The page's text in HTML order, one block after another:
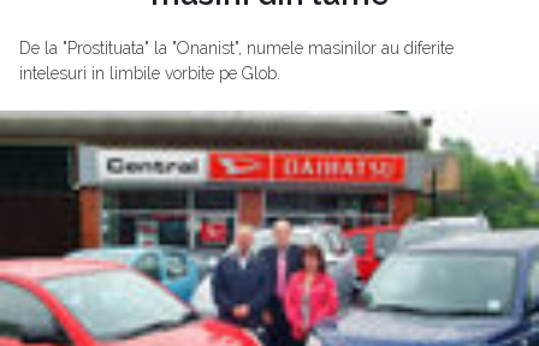
De la "Prostituata" la "Onanist", numele masinilor au diferite
intelesuri in limbile vorbite pe Glob.